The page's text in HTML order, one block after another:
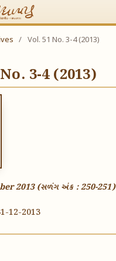
/ Vol. 51 No. 3-4 (2013)
3-4 (2013)
2013 (સળંગ અંક : 250-251)
12-2013